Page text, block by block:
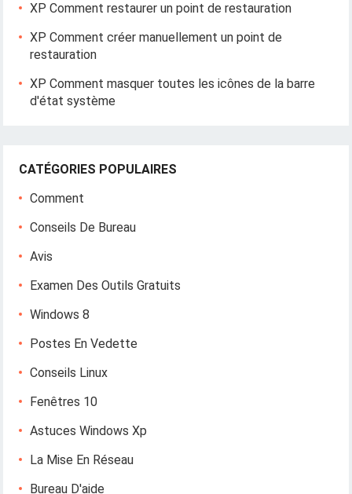
XP Comment restaurer un point de restauration
XP Comment créer manuellement un point de
restauration
XP Comment masquer toutes les icônes de la barre
d'état système
CATÉGORIES POPULAIRES
Comment
Conseils De Bureau
Avis
Examen Des Outils Gratuits
Windows 8
Postes En Vedette
Conseils Linux
Fenêtres 10
Astuces Windows Xp
La Mise En Réseau
Bureau D'aide